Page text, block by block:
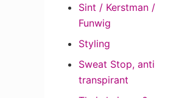
Sint / Kerstman /
Funwig
Styling
Sweat Stop, anti
transpirant